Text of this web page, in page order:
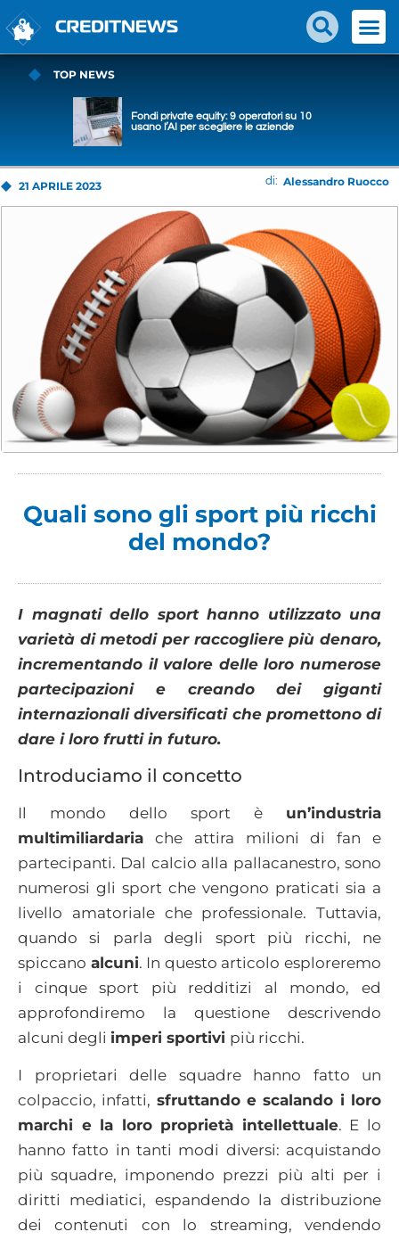
TOP NEWS
Fondi private equity: 9 operatori su 10
usano l’AI per scegliere le aziende
21 APRILE 2023 di: Alessandro Ruocco
Quali sono gli sport più ricchi
del mondo?
I magnati dello sport hanno utilizzato una
varietà di metodi per raccogliere più denaro,
incrementando il valore delle loro numerose
partecipazioni e creando dei giganti
internazionali diversificati che promettono di
dare i loro frutti in futuro.
Introduciamo il concetto
Il mondo dello sport è un’industria
multimiliardaria che attira milioni di fan e
partecipanti. Dal calcio alla pallacanestro, sono
numerosi gli sport che vengono praticati sia a
livello amatoriale che professionale. Tuttavia,
quando si parla degli sport più ricchi, ne
spiccano alcuni. In questo articolo esploreremo
i cinque sport più redditizi al mondo, ed
approfondiremo la questione descrivendo
alcuni degli imperi sportivi più ricchi.
I proprietari delle squadre hanno fatto un
colpaccio, infatti, sfruttando e scalando i loro
marchi e la loro proprietà intellettuale. E lo
hanno fatto in tanti modi diversi: acquistando
più squadre, imponendo prezzi più alti per i
diritti mediatici, espandendo la distribuzione
dei contenuti con lo streaming, vendendo